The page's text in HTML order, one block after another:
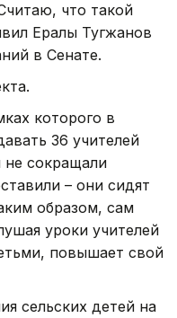
что такой
Ералы Тугжанов
в Сенате.
которого в
36 учителей
сокращали
– они сидят
образом, сам
уроки учителей
повышает свой
сельских детей на